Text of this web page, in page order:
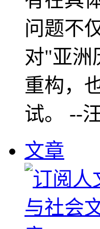
问题不
对"亚洲
重构，
试。 --
文章